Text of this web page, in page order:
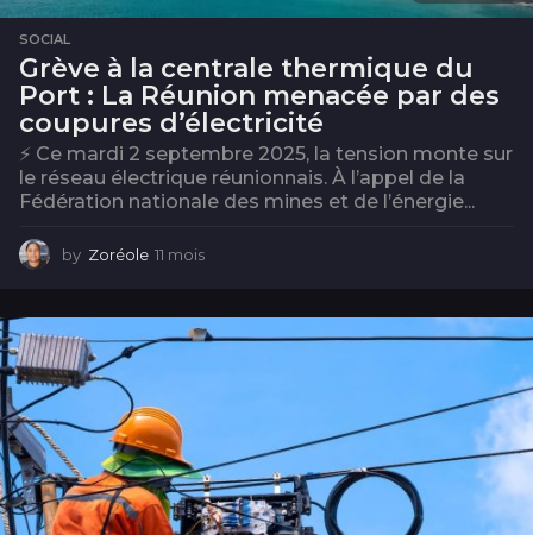
SOCIAL
Grève à la centrale thermique du
Port : La Réunion menacée par des
coupures d’électricité
⚡ Ce mardi 2 septembre 2025, la tension monte sur
le réseau électrique réunionnais. À l’appel de la
Fédération nationale des mines et de l’énergie...
by Zoréole 11 mois
o
i